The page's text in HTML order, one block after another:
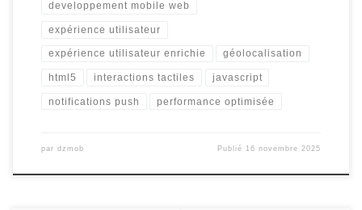
developpement mobile web
expérience utilisateur
expérience utilisateur enrichie géolocalisation
html5 interactions tactiles javascript
notifications push performance optimisée
par dzmob Publié 16 novembre 2025